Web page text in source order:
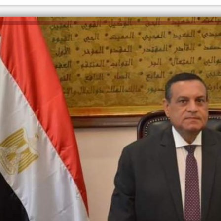
إلهام شرشر تكتب: دي مبقتش كورة..
دي سياسة
الكاتبة إلهام شرشر تهنئ الرئيس
السيسي بعيد ميلاده وتُشيد بجهوده
في بناء الدولة